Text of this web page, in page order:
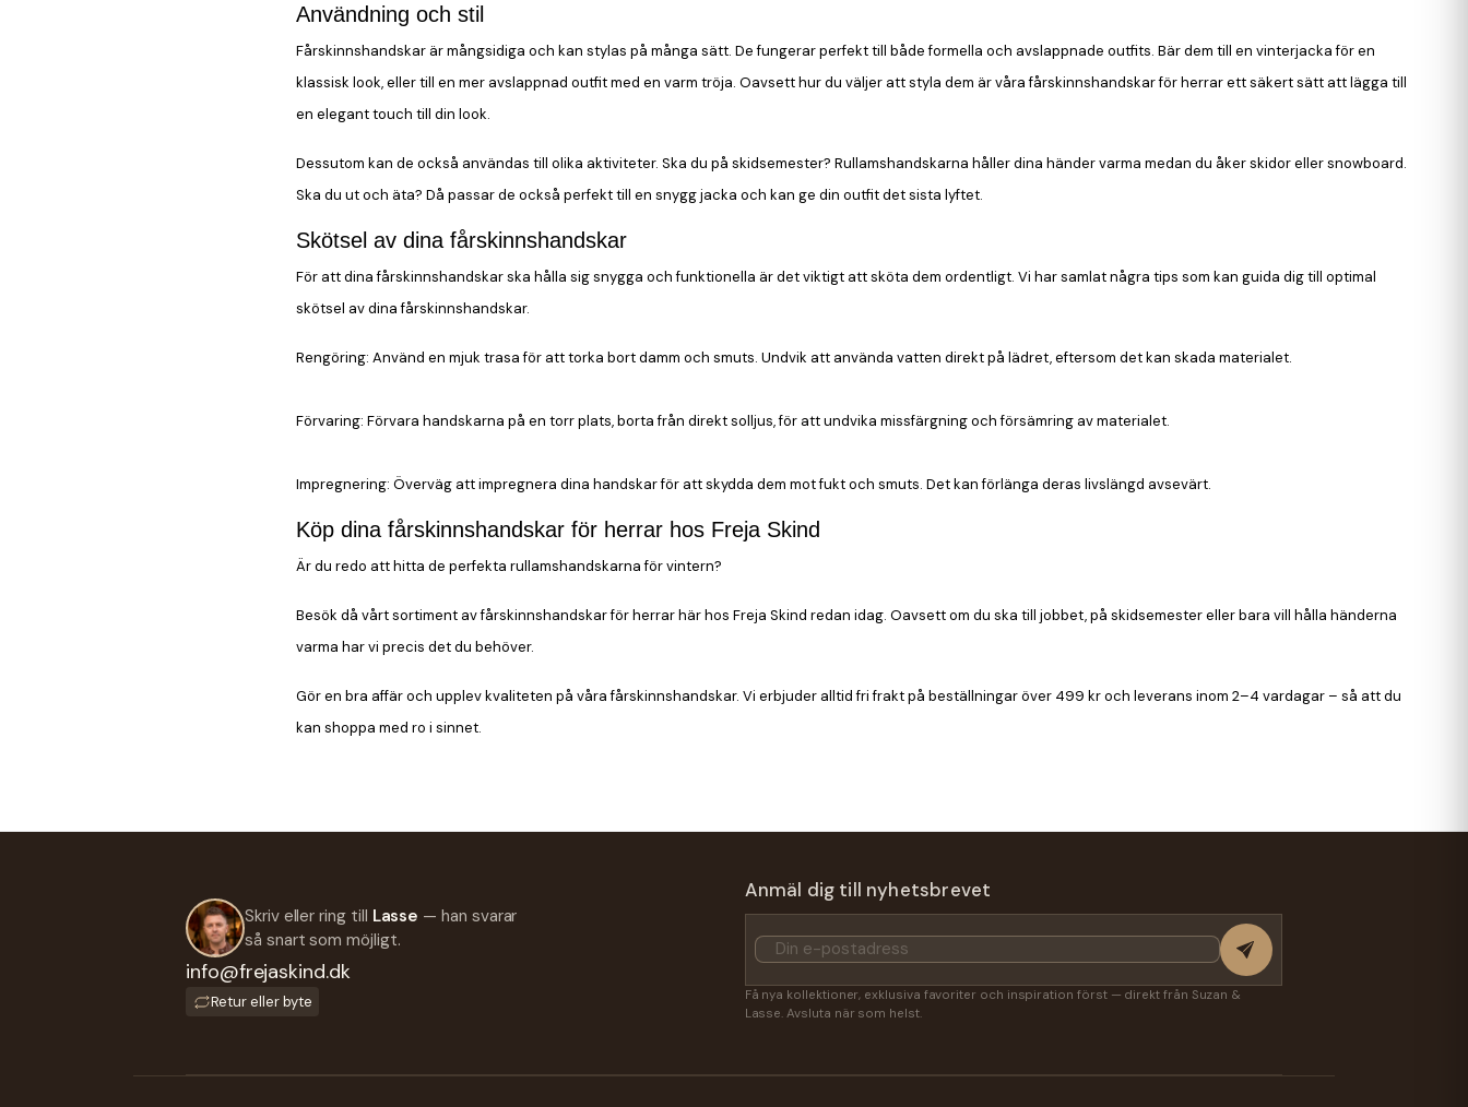
Användning och stil
Fårskinnshandskar är mångsidiga och kan stylas på många sätt. De fungerar perfekt till både formella och avslappnade outfits. Bär dem till en vinterjacka för en
klassisk look, eller till en mer avslappnad outfit med en varm tröja. Oavsett hur du väljer att styla dem är våra fårskinnshandskar för herrar ett säkert sätt att lägga till
en elegant touch till din look.
Dessutom kan de också användas till olika aktiviteter. Ska du på skidsemester? Rullamshandskarna håller dina händer varma medan du åker skidor eller snowboard.
Ska du ut och äta? Då passar de också perfekt till en snygg jacka och kan ge din outfit det sista lyftet.
Skötsel av dina fårskinnshandskar
För att dina fårskinnshandskar ska hålla sig snygga och funktionella är det viktigt att sköta dem ordentligt. Vi har samlat några tips som kan guida dig till optimal
skötsel av dina fårskinnshandskar.
Rengöring: Använd en mjuk trasa för att torka bort damm och smuts. Undvik att använda vatten direkt på lädret, eftersom det kan skada materialet.
Förvaring: Förvara handskarna på en torr plats, borta från direkt solljus, för att undvika missfärgning och försämring av materialet.
Impregnering: Överväg att impregnera dina handskar för att skydda dem mot fukt och smuts. Det kan förlänga deras livslängd avsevärt.
Köp dina fårskinnshandskar för herrar hos Freja Skind
Är du redo att hitta de perfekta rullamshandskarna för vintern?
Besök då vårt sortiment av fårskinnshandskar för herrar här hos Freja Skind redan idag. Oavsett om du ska till jobbet, på skidsemester eller bara vill hålla händerna
varma har vi precis det du behöver.
Gör en bra affär och upplev kvaliteten på våra fårskinnshandskar. Vi erbjuder alltid fri frakt på beställningar över 499 kr och leverans inom 2–4 vardagar – så att du
kan shoppa med ro i sinnet.
Skriv eller ring till Lasse — han svarar
så snart som möjligt.
info@frejaskind.dk
Retur eller byte
Anmäl dig till nyhetsbrevet
Få nya kollektioner, exklusiva favoriter och inspiration först — direkt från Suzan &
Lasse. Avsluta när som helst.